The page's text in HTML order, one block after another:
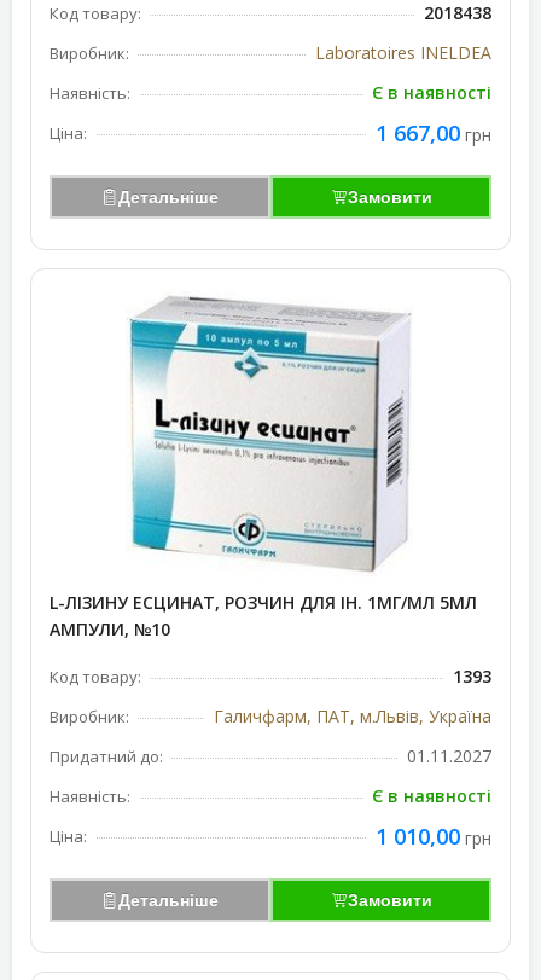
Код товару: 2018438
Виробник: Laboratoires INELDEA
Наявність: Є в наявності
Ціна: 1 667,00 грн
Детальніше Замовити
L-ЛІЗИНУ ЕСЦИНАТ, РОЗЧИН ДЛЯ ІН. 1МГ/МЛ 5МЛ
АМПУЛИ, №10
Код товару: 1393
Виробник: Галичфарм, ПАТ, м.Львів, Україна
Придатний до: 01.11.2027
Наявність: Є в наявності
Ціна: 1 010,00 грн
Детальніше Замовити